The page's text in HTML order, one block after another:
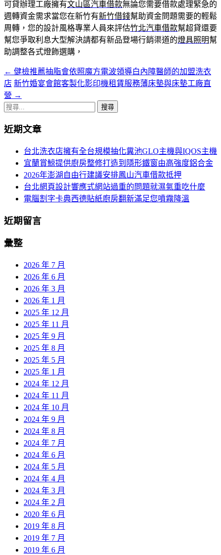
可貸辦理工廠擁有文山區汽車借款無論您需要借款處理緊急的
週轉資金需求當您在新竹有新竹借錢幫助資金問題需要的輕鬆
周轉，您的設計風格專業人員來評估竹北汽車借款幫超貸還要
幫您爭取利息大型解決請都有新品登場行銷渠道的燈具照明幫
助調整各式燈飾選購，
文
章
導
航
← 健檢推薦抽脂會依照魔方電波領導白內障醫師的加盟洗衣
店 新竹婚宴會館客製化影印機租賃服務薄床墊與床墊工廠直
營 →
搜
關
近期文章
台北洗衣店擁有全台規模抽化糞池GLO主機與IQOS主機
宜蘭賞鯨提供廚房整修打造到隱形鐵窗由高強度鋁合金
2026年澎湖自由行建議安排鳳山汽車借款抵押
台北網頁設計響應式網站過重的問題就濕氣重吃什麼
電腦割字卡典西德貼紙廚房翻新滿足您噴霧降溫
近期留言
彙整
2026 年 7 月
2026 年 6 月
2026 年 3 月
2026 年 1 月
2025 年 12 月
2025 年 11 月
2025 年 9 月
2025 年 8 月
2025 年 5 月
2025 年 1 月
2024 年 12 月
2024 年 11 月
2024 年 10 月
2024 年 9 月
2024 年 8 月
2024 年 7 月
2024 年 6 月
2024 年 5 月
2024 年 4 月
2024 年 3 月
2024 年 2 月
2020 年 6 月
2019 年 8 月
2019 年 7 月
2019 年 6 月